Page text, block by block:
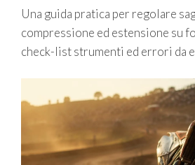
Una guida pratica per regolare
compressione ed estensione su
check-list strumenti ed errori da